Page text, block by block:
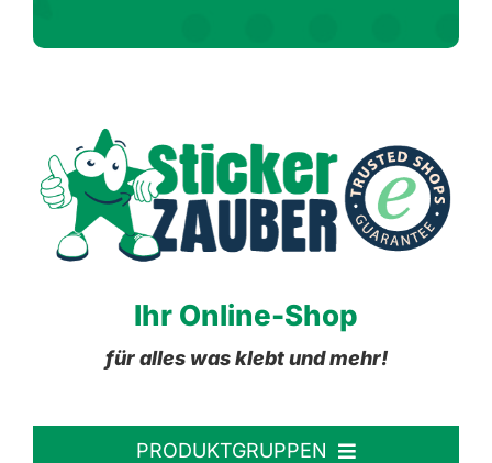
Ihr Online-Shop
für alles was klebt und mehr!
PRODUKTGRUPPEN